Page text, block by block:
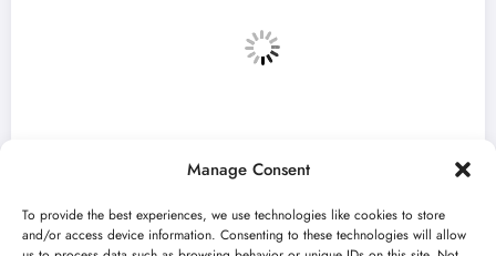
Manage Consent
To provide the best experiences, we use technologies like cookies to store
and/or access device information. Consenting to these technologies will allow